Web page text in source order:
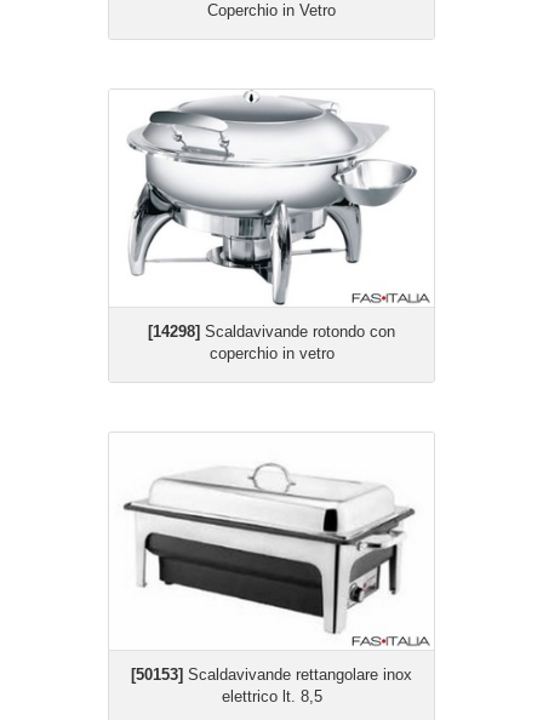
Coperchio in Vetro
[14298] Scaldavivande rotondo con
coperchio in vetro
[50153] Scaldavivande rettangolare inox
elettrico lt. 8,5